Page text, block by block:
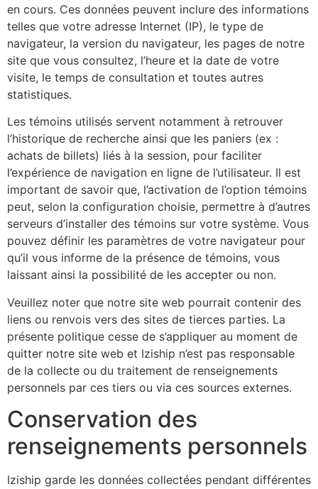
en cours. Ces données peuvent inclure des informations
telles que votre adresse Internet (IP), le type de
navigateur, la version du navigateur, les pages de notre
site que vous consultez, l’heure et la date de votre
visite, le temps de consultation et toutes autres
statistiques.
Les témoins utilisés servent notamment à retrouver
l’historique de recherche ainsi que les paniers (ex :
achats de billets) liés à la session, pour faciliter
l’expérience de navigation en ligne de l’utilisateur. Il est
important de savoir que, l’activation de l’option témoins
peut, selon la configuration choisie, permettre à d’autres
serveurs d’installer des témoins sur votre système. Vous
pouvez définir les paramètres de votre navigateur pour
qu’il vous informe de la présence de témoins, vous
laissant ainsi la possibilité de les accepter ou non.
Veuillez noter que notre site web pourrait contenir des
liens ou renvois vers des sites de tierces parties. La
présente politique cesse de s’appliquer au moment de
quitter notre site web et Iziship n’est pas responsable
de la collecte ou du traitement de renseignements
personnels par ces tiers ou via ces sources externes.
Conservation des
renseignements personnels
Iziship garde les données collectées pendant différentes